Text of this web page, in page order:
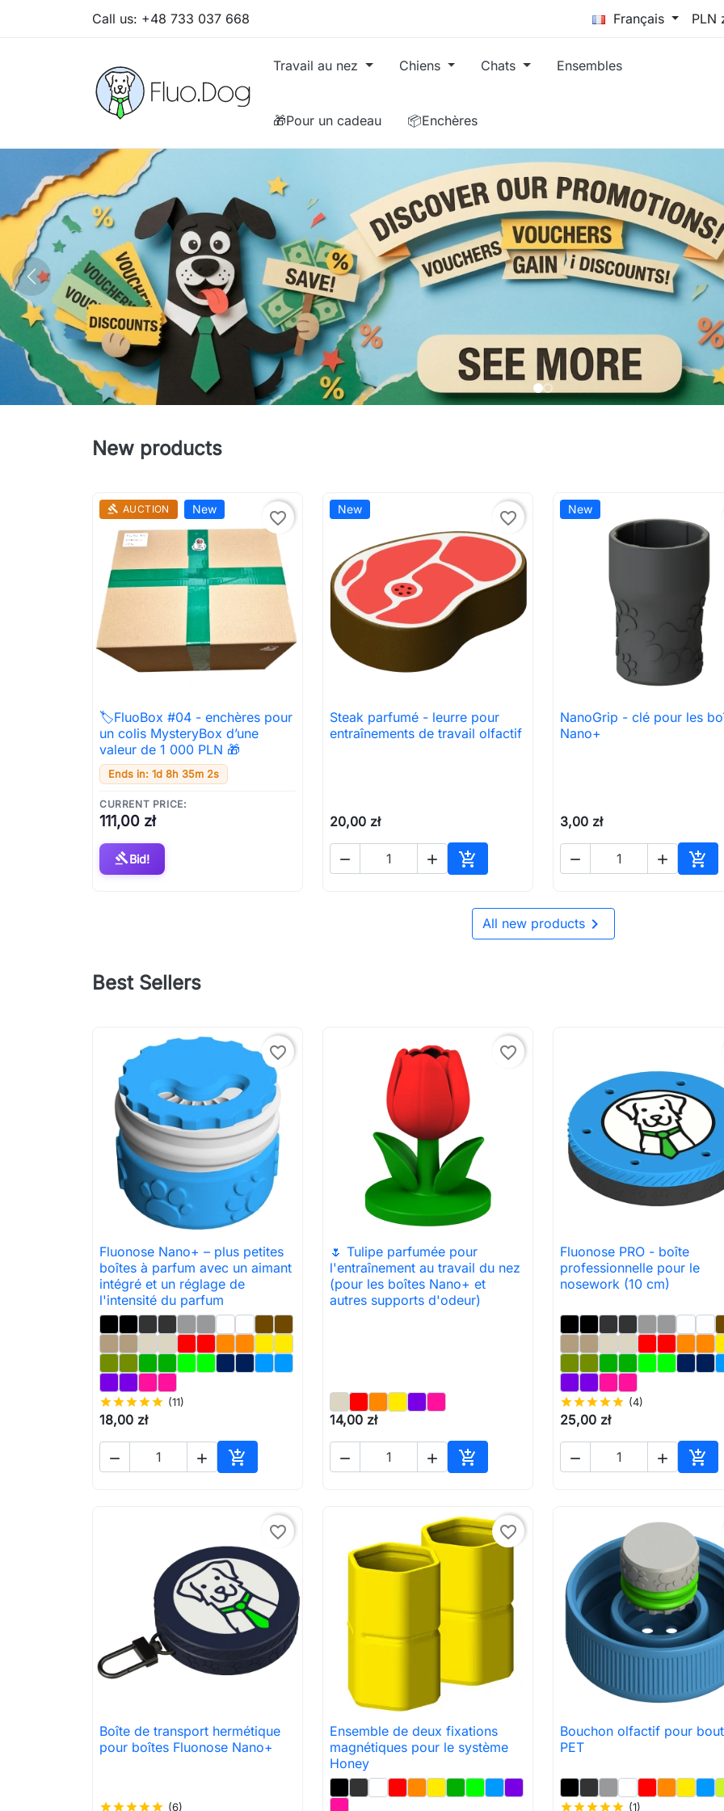
Call us: +48 733 037 668 Français
Travail au nez Chiens Chats Ensembles
🎁Pour un cadeau 📦Enchères
New products
gavel AUCTION New favorite_border
 Aperçu rapide
🏷️FluoBox #04 - enchères pour
un colis MysteryBox d’une
valeur de 1 000 PLN 🎁
Ends in: 1d 8h 35m 0s
CURRENT PRICE:
111,00 zł
gavelBid!
New favorite_border
 Aperçu rapide
Steak parfumé - leurre pour
entraînements de travail olfactif
20,00 zł
  
Ajouter au panier
New
 Aperçu rapide
NanoGrip - clé pour les
Nano+
3,00 zł
  
All new products
Best Sellers
favorite_border
 Aperçu rapide
Fluonose Nano+ – plus petites
boîtes à parfum avec un aimant
intégré et un réglage de
l'intensité du parfum
starstarstarstarstar (11)
18,00 zł
  
Ajouter au panier
favorite_border
 Aperçu rapide
🌷 Tulipe parfumée pour
l'entraînement au travail du nez
(pour les boîtes Nano+ et
autres supports d'odeur)
14,00 zł
  
Ajouter au panier
 Aperçu rapide
Fluonose PRO - boîte
professionnelle pour le
nosework (10 cm)
starstarstarstarstar (4)
25,00 zł
  
favorite_border
 Aperçu rapide
Boîte de transport hermétique
pour boîtes Fluonose Nano+
starstarstarstarstar (6)
favorite_border
 Aperçu rapide
Ensemble de deux fixations
magnétiques pour le système
Honey
 Aperçu rapide
Bouchon olfactif pour
PET
starstarstarstarstar (1)